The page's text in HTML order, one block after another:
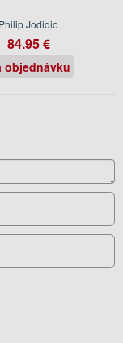
Philip Jodidio
84.95 €
objednávku